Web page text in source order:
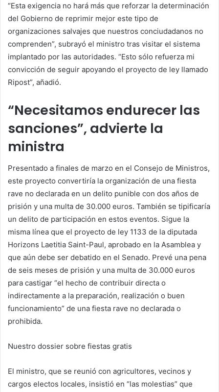
“Esta exigencia no hará más que reforzar la determinación
del Gobierno de reprimir mejor este tipo de
organizaciones salvajes que nuestros conciudadanos no
comprenden”, subrayó el ministro tras visitar el sistema
implantado por las autoridades. “Esto sólo refuerza mi
convicción de seguir apoyando el proyecto de ley llamado
Ripost”, añadió.
“Necesitamos endurecer las
sanciones”, advierte la
ministra
Presentado a finales de marzo en el Consejo de Ministros,
este proyecto convertiría la organización de una fiesta
rave no declarada en un delito punible con dos años de
prisión y una multa de 30.000 euros. También se tipificaría
un delito de participación en estos eventos. Sigue la
misma línea que el proyecto de ley 1133 de la diputada
Horizons Laetitia Saint-Paul, aprobado en la Asamblea y
que aún debe ser debatido en el Senado. Prevé una pena
de seis meses de prisión y una multa de 30.000 euros
para castigar “el hecho de contribuir directa o
indirectamente a la preparación, realización o buen
funcionamiento” de una fiesta rave no declarada o
prohibida.
Nuestro dossier sobre fiestas gratis
El ministro, que se reunió con agricultores, vecinos y
cargos electos locales, insistió en “las molestias” que